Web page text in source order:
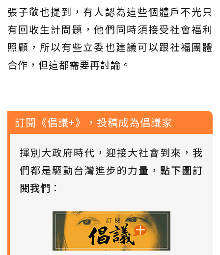
張子敬也提到，有人認為這些個體戶不光只
有回收生計問題，他們同時須接受社會福利
照顧，所以有些立委也建議可以跟社福團體
合作，但這都需要再討論。
訂閱《倡議+》，投稿成為倡議家
揮別大政府時代，迎接大社會到來，我
們都是驅動台灣進步的力量， 點下圖訂
閱我們 ：